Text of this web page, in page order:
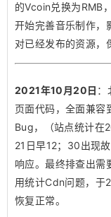
的Vcoin兑换为RMB
开始完善音乐制作，
对已经发布的资源，
2021年10月20日 ：
页面代码，全面兼
Bug，（站点统计在
21日早12；30出现
响应。最终排查出需
用统计Cdn问题，于
恢复正常。